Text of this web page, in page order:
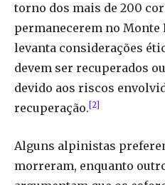
torno dos mais de 200
permanecerem no Monte
levanta considerações
devem ser recuperados
devido aos riscos
recuperação. [2]
Alguns alpinistas
morreram, enquanto